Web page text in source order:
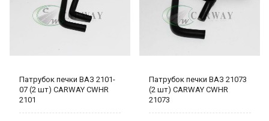
Патрубок печки ВАЗ 2101-
07 (2 шт) CARWAY CWHR
2101
Патрубок печки ВАЗ 21073
(2 шт) CARWAY CWHR
21073